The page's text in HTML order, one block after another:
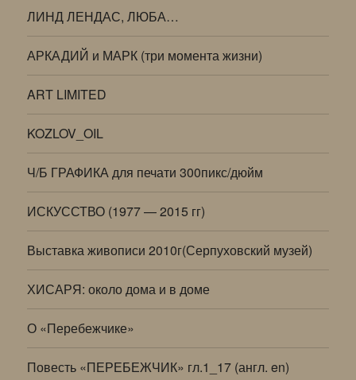
ЛИНД ЛЕНДАС, ЛЮБА…
АРКАДИЙ и МАРК (три момента жизни)
ART LIMITED
KOZLOV_OIL
Ч/Б ГРАФИКА для печати 300пикс/дюйм
ИСКУССТВО (1977 — 2015 гг)
Выставка живописи 2010г(Серпуховский музей)
ХИСАРЯ: около дома и в доме
О «Перебежчике»
Повесть «ПЕРЕБЕЖЧИК» гл.1_17 (англ. en)